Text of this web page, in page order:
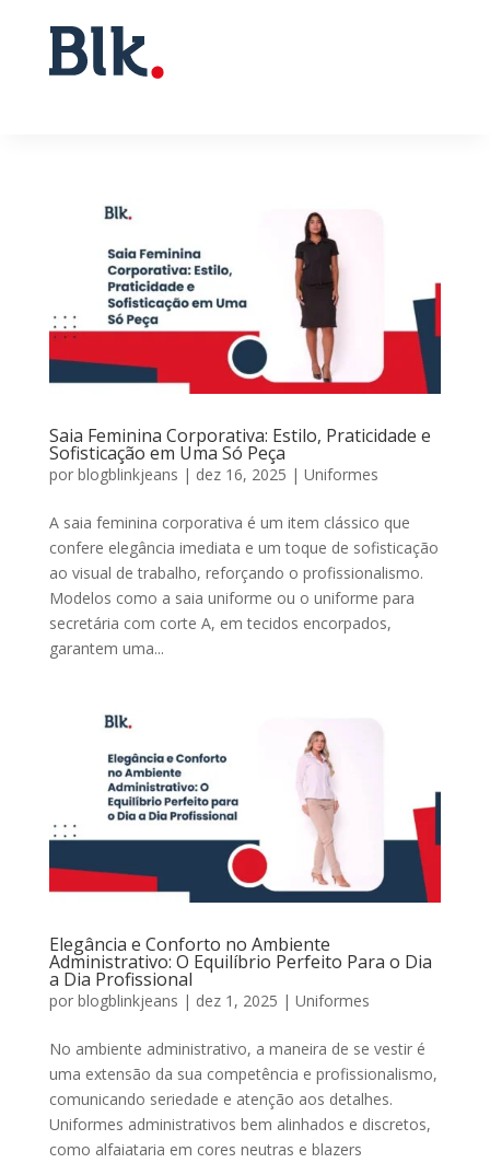
Saia Feminina Corporativa: Estilo, Praticidade e
Sofisticação em Uma Só Peça
por blogblinkjeans | dez 16, 2025 | Uniformes
A saia feminina corporativa é um item clássico que
confere elegância imediata e um toque de sofisticação
ao visual de trabalho, reforçando o profissionalismo.
Modelos como a saia uniforme ou o uniforme para
secretária com corte A, em tecidos encorpados,
garantem uma...
Elegância e Conforto no Ambiente
Administrativo: O Equilíbrio Perfeito Para o Dia
a Dia Profissional
por blogblinkjeans | dez 1, 2025 | Uniformes
No ambiente administrativo, a maneira de se vestir é
uma extensão da sua competência e profissionalismo,
comunicando seriedade e atenção aos detalhes.
Uniformes administrativos bem alinhados e discretos,
como alfaiataria em cores neutras e blazers